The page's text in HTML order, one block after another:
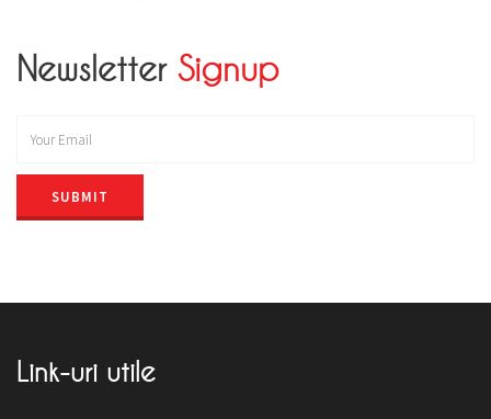
NewsletterSignup
SUBMIT
Link-uri utile